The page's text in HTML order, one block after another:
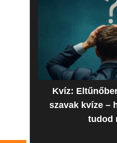
Kvíz:
szavak kvíze –
tudod